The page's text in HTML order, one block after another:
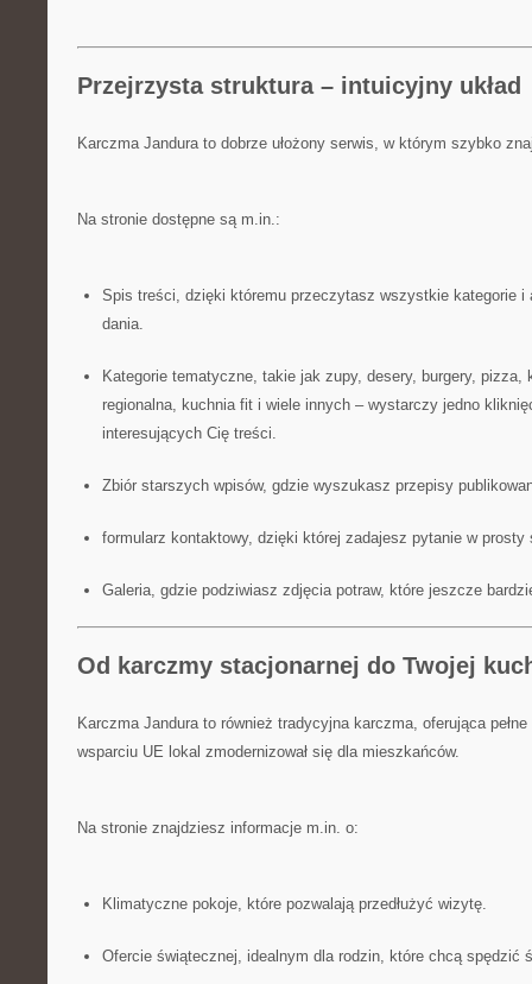
Przejrzysta struktura – intuicyjny układ
Karczma Jandura to dobrze ułożony serwis, w którym szybko
Na stronie dostępne są m.in.:
Spis treści, dzięki któremu przeczytasz wszystkie kategorie i
dania.
Kategorie tematyczne, takie jak zupy, desery, burgery, pizza,
regionalna, kuchnia fit i wiele innych – wystarczy jedno
interesujących Cię treści.
Zbiór starszych wpisów, gdzie wyszukasz przepisy
formularz kontaktowy, dzięki której zadajesz pytanie w
Galeria, gdzie podziwiasz zdjęcia potraw, które jeszcze
Od karczmy stacjonarnej do Twojej
Karczma Jandura to również tradycyjna karczma, oferująca
wsparciu UE lokal zmodernizował się dla mieszkańców.
Na stronie znajdziesz informacje m.in. o:
Klimatyczne pokoje, które pozwalają przedłużyć wizytę.
Ofercie świątecznej, idealnym dla rodzin, które chcą spędzić